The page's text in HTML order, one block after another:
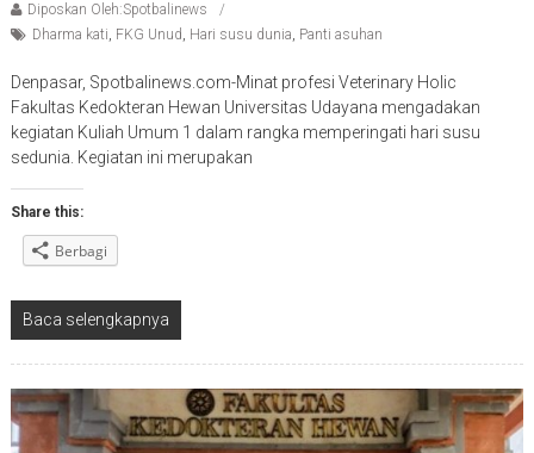
Diposkan Oleh:Spotbalinews
Dharma kati, FKG Unud, Hari susu dunia, Panti asuhan
Denpasar, Spotbalinews.com-Minat profesi Veterinary Holic
Fakultas Kedokteran Hewan Universitas Udayana mengadakan
kegiatan Kuliah Umum 1 dalam rangka memperingati hari susu
sedunia. Kegiatan ini merupakan
Share this:
Berbagi
Baca selengkapnya